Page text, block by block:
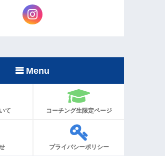
Menu
て コーチング生限定ページ
プライバシーポリシー